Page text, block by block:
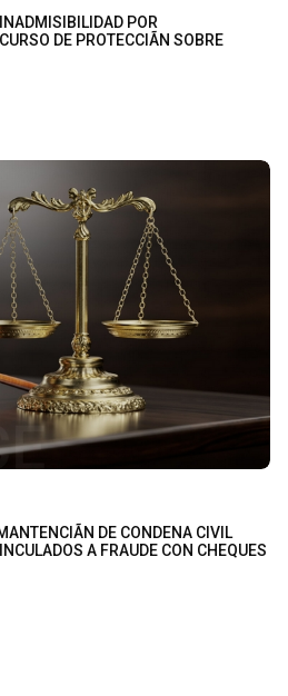
POR
DE PROTECCIÃN SOBRE
DE CONDENA CIVIL
A FRAUDE CON CHEQUES